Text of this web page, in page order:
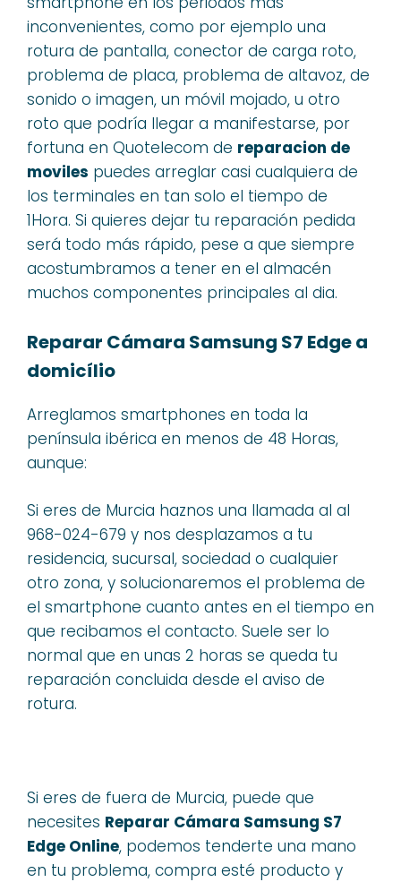
inconvenientes, como por ejemplo una
rotura de pantalla, conector de carga roto,
problema de placa, problema de altavoz, de
sonido o imagen, un móvil mojado, u otro
roto que podría llegar a manifestarse, por
fortuna en Quotelecom de reparacion de
moviles puedes arreglar casi cualquiera de
los terminales en tan solo el tiempo de
1Hora. Si quieres dejar tu reparación pedida
será todo más rápido, pese a que siempre
acostumbramos a tener en el almacén
muchos componentes principales al dia.
Reparar Cámara Samsung S7 Edge a
domicílio
Arreglamos smartphones en toda la
península ibérica en menos de 48 Horas,
aunque:
Si eres de Murcia haznos una llamada al al
968-024-679 y nos desplazamos a tu
residencia, sucursal, sociedad o cualquier
otro zona, y solucionaremos el problema de
el smartphone cuanto antes en el tiempo en
que recibamos el contacto. Suele ser lo
normal que en unas 2 horas se queda tu
reparación concluida desde el aviso de
rotura.
Si eres de fuera de Murcia, puede que
necesites Reparar Cámara Samsung S7
Edge Online, podemos tenderte una mano
en tu problema, compra esté producto y